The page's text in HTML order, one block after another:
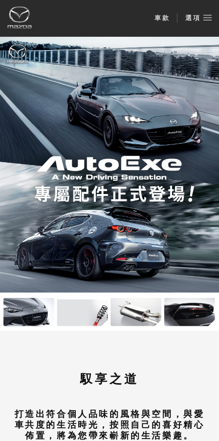
車款 選項
馭享之道
打造出符合個人品味的風格與空間，與愛
車共度的生活時光，按照自己的喜好精心
佈置，將為您帶來嶄新的生活樂趣。